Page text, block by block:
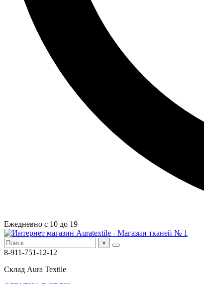
Ежедневно с 10 до 19
×
8-911-751-12-12
Склад Aura Textile